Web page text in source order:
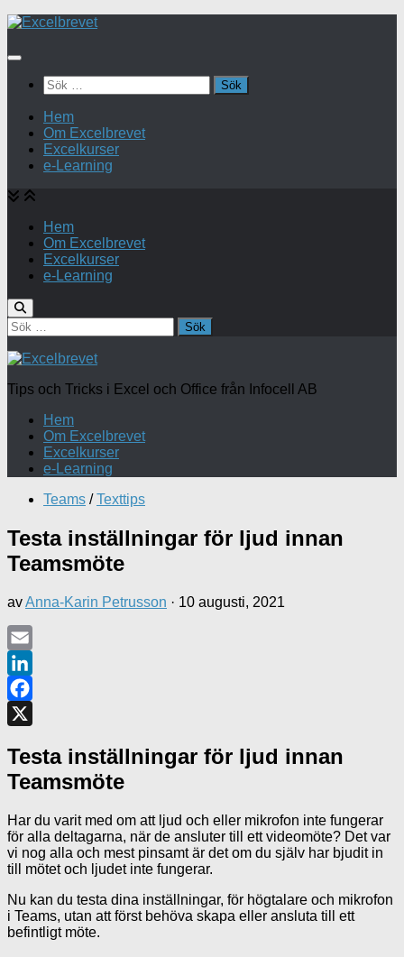
Under
Sök
efter:
Hem
Om Excelbrevet
Excelkurser
e-Learning
Hem
Om Excelbrevet
Excelkurser
e-Learning
Sök
efter:
Tips och Tricks i Excel och Office från Infocell AB
Hem
Om Excelbrevet
Excelkurser
e-Learning
Teams / Texttips
Testa inställningar för ljud innan
Teamsmöte
avAnna-Karin Petrusson · 10 augusti, 2021
Email
LinkedIn
Facebook
Testa inställningar för ljud innan
Teamsmöte
Har du varit med om att ljud och eller mikrofon inte fungerar
för alla deltagarna, när de ansluter till ett videomöte? Det var
vi nog alla och mest pinsamt är det om du själv har bjudit in
till mötet och ljudet inte fungerar.
Nu kan du testa dina inställningar, för högtalare och mikrofon
i Teams, utan att först behöva skapa eller ansluta till ett
befintligt möte.